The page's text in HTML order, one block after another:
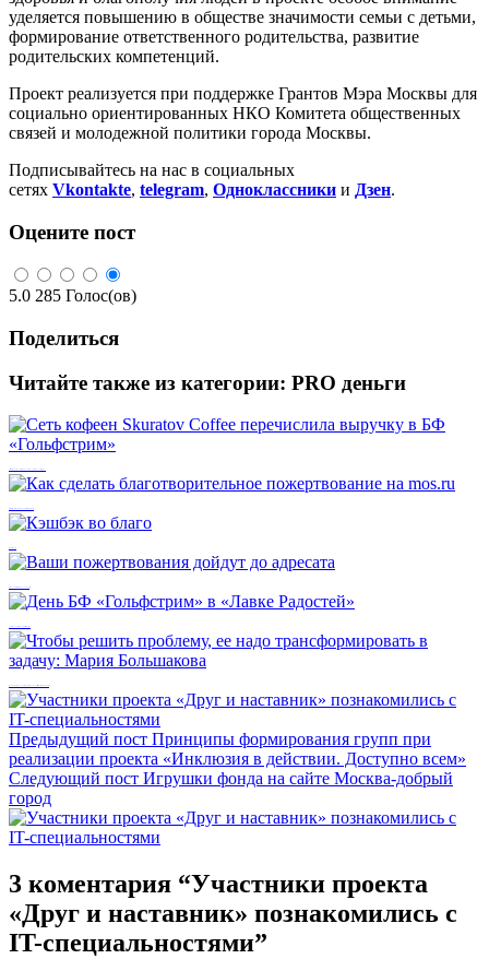
уделяется повышению в обществе значимости семьи с детьми,
формирование ответственного родительства, развитие
родительских компетенций.
Проект реализуется при поддержке Грантов Мэра Москвы для
социально ориентированных НКО Комитета общественных
связей и молодежной политики города Москвы.
Подписывайтесь на нас в социальных
сетях Vkontakte, telegram, Одноклассники и Дзен.
Оцените пост
5.0 285 Голос(ов)
Поделиться
Читайте также из категории: PRO деньги
Предыдущий пост Принципы формирования групп при
реализации проекта «Инклюзия в действии. Доступно всем»
Следующий пост Игрушки фонда на сайте Москва-добрый
город
3 коментария “Участники проекта
«Друг и наставник» познакомились с
IT-специальностями”